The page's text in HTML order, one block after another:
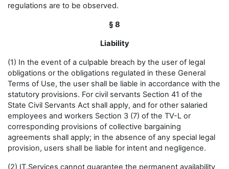
regulations are to be observed.
§ 8
Liability
(1) In the event of a culpable breach by the user of legal
obligations or the obligations regulated in these General
Terms of Use, the user shall be liable in accordance with the
statutory provisions. For civil servants Section 41 of the
State Civil Servants Act shall apply, and for other salaried
employees and workers Section 3 (7) of the TV-L or
corresponding provisions of collective bargaining
agreements shall apply; in the absence of any special legal
provision, users shall be liable for intent and negligence.
(2) IT.Services cannot guarantee the permanent availability